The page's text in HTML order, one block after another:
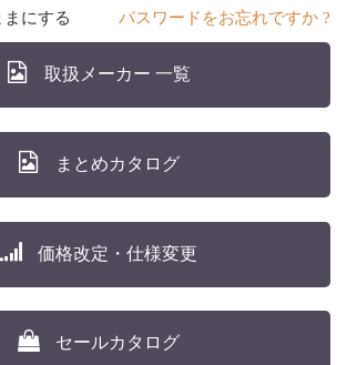
にする パスワードをお忘れですか ?
取扱メーカー 一覧
まとめカタログ
価格改定・仕様変更
セールカタログ